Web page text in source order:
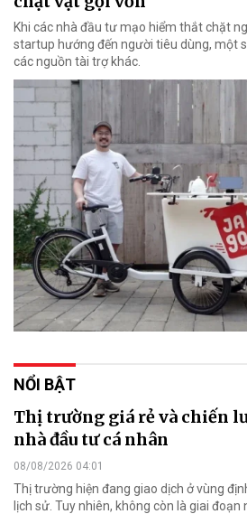
Khi các nhà đầu tư mạo hiểm thắt chặt
startup hướng đến người tiêu dùng, một
các nguồn tài trợ khác.
NỔI BẬT
Thị trường giá rẻ và chiến
nhà đầu tư cá nhân
08/08/2026 04:01
Thị trường hiện đang giao dịch ở vùng
lịch sử. Tuy nhiên, không còn là giai